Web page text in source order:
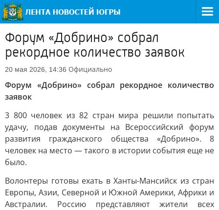
Форум «Добрино» собрал
рекордное количество заявок
20 мая 2026, 14:36 Официально
Форум «Добрино» собрал рекордное количество
заявок
3 800 человек из 82 стран мира решили попытать
удачу, подав документы на Всероссийский форум
развития гражданского общества «Добрино». 8
человек на место — такого в истории события еще не
было.
Волонтеры готовы ехать в Ханты-Мансийск из стран
Европы, Азии, Северной и Южной Америки, Африки и
Австралии. Россию представляют жители всех